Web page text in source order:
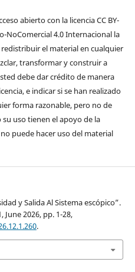
abierto con la licencia CC BY-
NoComercial 4.0 Internacional la
el material en cualquier
transformar y construir a
debe dar crédito de manera
e indicar si se han realizado
forma razonable, pero no de
uso tienen el apoyo de la
puede hacer uso del material
y Salida Al Sistema escópico”.
June 2026, pp. 1-28,
.